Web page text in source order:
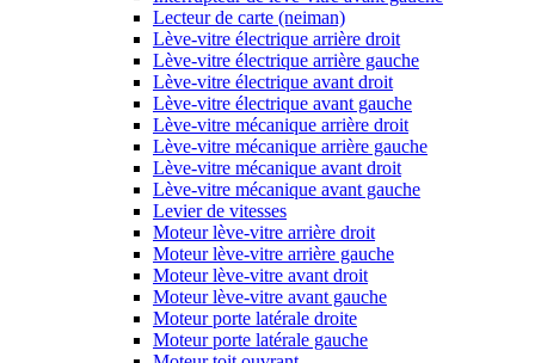
Lecteur de carte (neiman)
Lève-vitre électrique arrière droit
Lève-vitre électrique arrière gauche
Lève-vitre électrique avant droit
Lève-vitre électrique avant gauche
Lève-vitre mécanique arrière droit
Lève-vitre mécanique arrière gauche
Lève-vitre mécanique avant droit
Lève-vitre mécanique avant gauche
Levier de vitesses
Moteur lève-vitre arrière droit
Moteur lève-vitre arrière gauche
Moteur lève-vitre avant droit
Moteur lève-vitre avant gauche
Moteur porte latérale droite
Moteur porte latérale gauche